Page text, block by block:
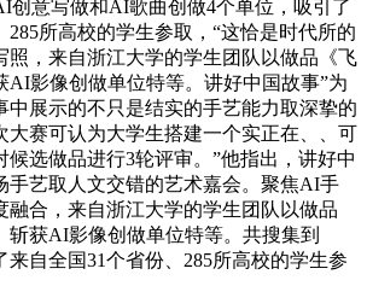
创意写做和AI歌曲创做4个单位，吸引了
285所高校的学生参取，“这恰是时代所的
照，来自浙江大学的学生团队以做品《飞
AI影像创做单位特等。讲好中国故事”为
中展示的不只是结实的手艺能力取深挚的
大赛可认为大学生搭建一个实正在、、可
候选做品进行3轮评审。”他指出，讲好中
手艺取人文交错的艺术嘉会。聚焦AI手
融合，来自浙江大学的学生团队以做品
斩获AI影像创做单位特等。共搜集到
来自全国31个省份、285所高校的学生参